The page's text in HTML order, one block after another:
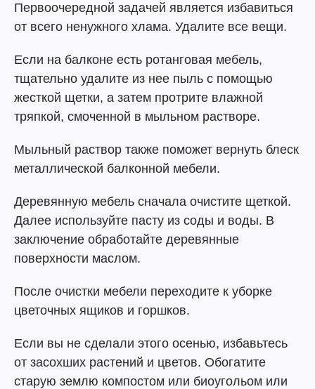
Первоочередной задачей является избавиться
от всего ненужного хлама. Удалите все вещи.
Если на балконе есть ротанговая мебель,
тщательно удалите из нее пыль с помощью
жесткой щетки, а затем протрите влажной
тряпкой, смоченной в мыльном растворе.
Мыльный раствор также поможет вернуть блеск
металлической балконной мебели.
Деревянную мебель сначала очистите щеткой.
Далее используйте пасту из соды и воды. В
заключение обработайте деревянные
поверхности маслом.
После очистки мебели переходите к уборке
цветочных ящиков и горшков.
Если вы не сделали этого осенью, избавьтесь
от засохших растений и цветов. Обогатите
старую землю компостом или биоугольом или